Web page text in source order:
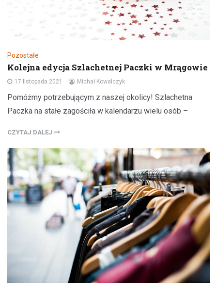
Pozostałe
Kolejna edycja Szlachetnej Paczki w Mrągowie
17 listopada 2021 Michał Kowalczyk
Pomóżmy potrzebującym z naszej okolicy! Szlachetna
Paczka na stałe zagościła w kalendarzu wielu osób –
CZYTAJ DALEJ